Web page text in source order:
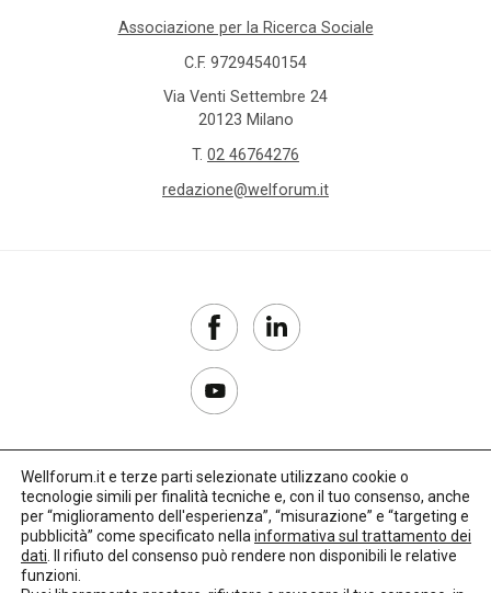
Associazione per la Ricerca Sociale
C.F. 97294540154
Via Venti Settembre 24
20123 Milano
T. 02 46764276
redazione@welforum.it
Copyright 2017–2026
Privacy Policy
Wellforum.it e terze parti selezionate utilizzano cookie o
tecnologie simili per finalità tecniche e, con il tuo consenso, anche
per “miglioramento dell'esperienza”, “misurazione” e “targeting e
pubblicità” come specificato nella informativa sul trattamento dei
dati . Il rifiuto del consenso può rendere non disponibili le relative
funzioni.